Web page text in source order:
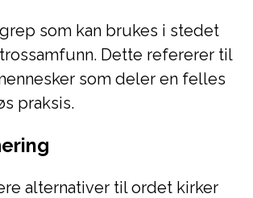
som kan brukes i stedet
Dette refererer til
som deler en felles
praksis.
alternativer til ordet kirker